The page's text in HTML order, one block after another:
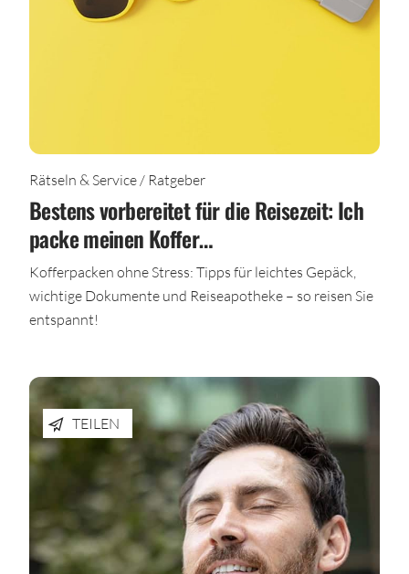
Rätseln & Service / Ratgeber
Bestens vorbereitet für die Reisezeit: Ich
packe meinen Koffer…
Kofferpacken ohne Stress: Tipps für leichtes Gepäck,
wichtige Dokumente und Reiseapotheke – so reisen Sie
entspannt!
TEILEN